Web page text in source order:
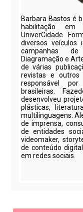
Barbara Bastos é
habilitação
UniverCidade.
diversos veículos
campanhas
Diagramação e
de várias
revistas e outros
responsável por
brasileiras.
desenvolveu
plásticas,
multilinguagens.
de imprensa,
de entidades
videomaker,
de conteúdo
em redes sociais.